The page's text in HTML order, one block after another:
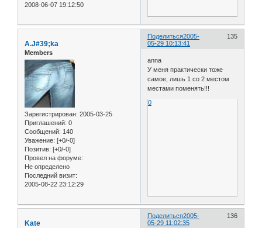
2008-06-07 19:12:50
Поделиться 135
2005-
05-29 10:13:41
A.J#39;ka
Members
Зарегистрирован: 2005-03-25
Приглашений: 0
Сообщений: 140
Уважение: [+0/-0]
Позитив: [+0/-0]
Провел на форуме:
Не определено
Последний визит:
2005-08-22 23:12:29
anna
У меня практически тоже
самое, лишь 1 со 2 местом
местами поменять!!!
0
Поделиться 136
2005-
05-29 11:02:35
Kate